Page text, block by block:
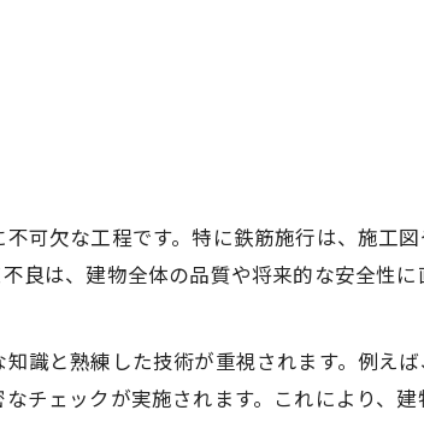
説可欠な工程です。特に鉄筋施行は、施工
良は、建物全体の品質や将来的な安全性に
識と熟練した技術が重視されます。例え
チェックが実施されます。これにより、建